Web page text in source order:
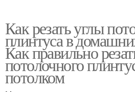
Как резать углы
плинтуса в
Как правильно
потолочного
потолком